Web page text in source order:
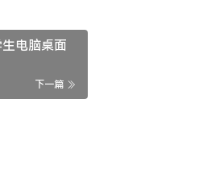
电脑桌面
下一篇